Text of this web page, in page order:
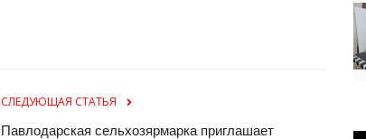
СЛЕДУЮЩАЯ СТАТЬЯ
Павлодарская сельхозярмарка приглашает